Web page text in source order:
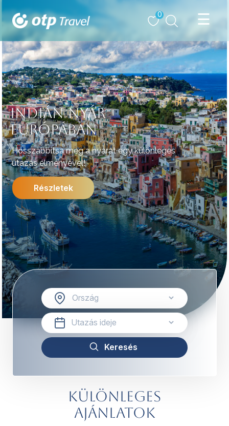
0
INDIÁN NYÁR
EURÓPÁBAN
Hosszabbítsa meg a nyarat egy különleges
utazás élményével!
Részletek
Különleges
ajánlatok